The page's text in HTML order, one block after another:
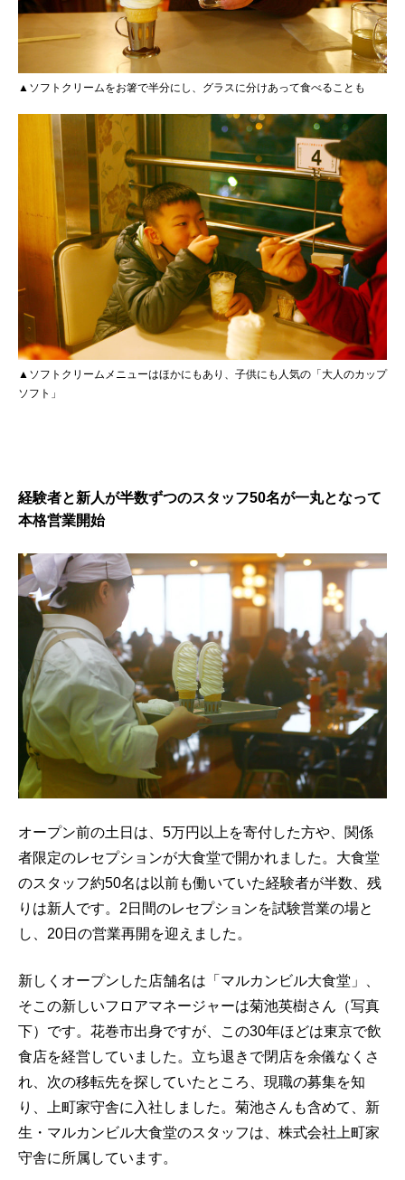
▲ソフトクリームをお箸で半分にし、グラスに分けあって食べることも
▲ソフトクリームメニューはほかにもあり、子供にも人気の「大人のカップ
ソフト」
経験者と新人が半数ずつのスタッフ50名が一丸となって
本格営業開始
オープン前の土日は、5万円以上を寄付した方や、関係
者限定のレセプションが大食堂で開かれました。大食堂
のスタッフ約50名は以前も働いていた経験者が半数、残
りは新人です。2日間のレセプションを試験営業の場と
し、20日の営業再開を迎えました。
新しくオープンした店舗名は「マルカンビル大食堂」、
そこの新しいフロアマネージャーは菊池英樹さん（写真
下）です。花巻市出身ですが、この30年ほどは東京で飲
食店を経営していました。立ち退きで閉店を余儀なくさ
れ、次の移転先を探していたところ、現職の募集を知
り、上町家守舎に入社しました。菊池さんも含めて、新
生・マルカンビル大食堂のスタッフは、株式会社上町家
守舎に所属しています。